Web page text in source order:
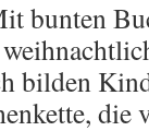
bunten
bilden
die